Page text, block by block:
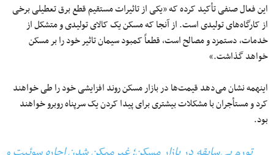
این فعال صنفی تأکید کرده که «یکی از تاثیرات مستقیم قطع برق تعطیلی برخی
از کارگاه‌های تولیدی است. از آنجا که مسکن یک کالا‌ی تولیدی و متشکل از
خدمات، دستمزد و مصالح است، قطعاً کمبود سیمان تاثیر خود را بر مسکن
خواهد گذاشت.»
اینهمه نشان می‌دهد قیمت‌ها در بازار مسکن روند افزایشی خود را طی خواهند
کرد و مستأجران با مشکلات بیشتری برای پیدا کردن یک سرپناه روبرو خواهند
بود.